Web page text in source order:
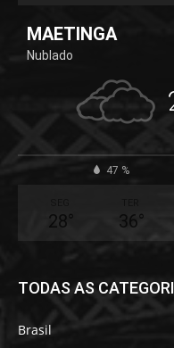
MAETINGA
Nublado
47 %
28° 36°
TODAS AS
Brasil